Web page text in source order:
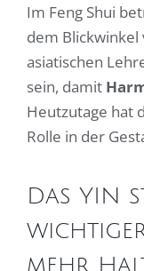
Im Feng Shui
dem Blickwinkel
asiatischen
sein, damit
Heutzutage hat
Rolle in der
Das YIN
mehr